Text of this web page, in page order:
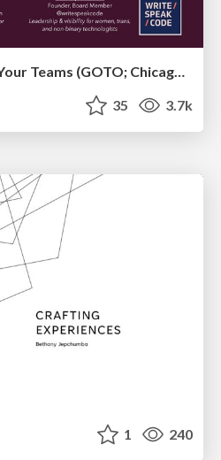
35 3.7k
1 240